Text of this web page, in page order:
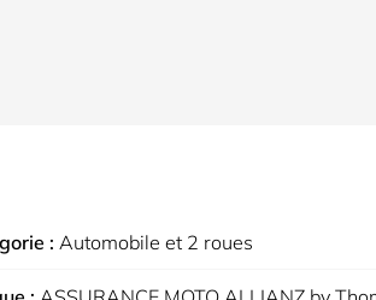
: Automobile et 2 roues